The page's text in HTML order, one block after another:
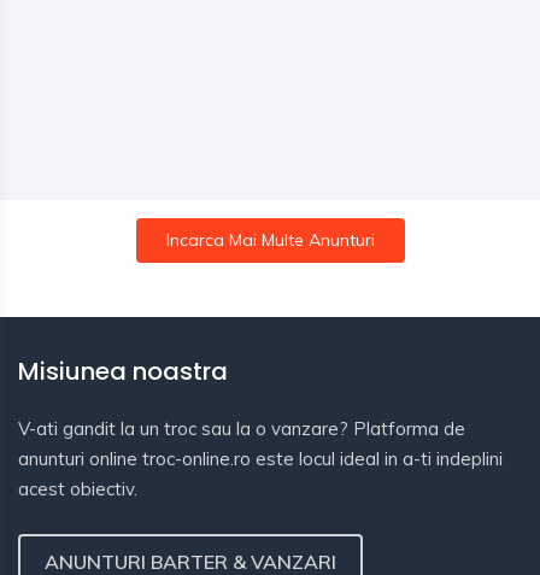
Incarca Mai Multe Anunturi
Misiunea noastra
V-ati gandit la un troc sau la o vanzare? Platforma de
anunturi online troc-online.ro este locul ideal in a-ti indeplini
acest obiectiv.
ANUNTURI BARTER & VANZARI